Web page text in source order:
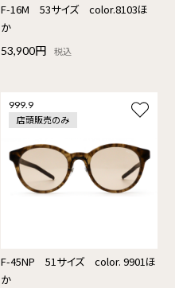
F-16M 53サイズ color.8103ほ
か
53,900円 税込
999.9
店頭販売のみ
F-45NP 51サイズ color. 9901ほ
か